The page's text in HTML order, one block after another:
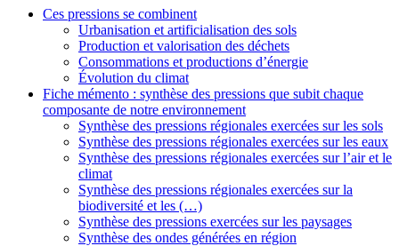
Ces pressions se combinent
Urbanisation et artificialisation des sols
Production et valorisation des déchets
Consommations et productions d’énergie
Évolution du climat
Fiche mémento : synthèse des pressions que subit chaque
composante de notre environnement
Synthèse des pressions régionales exercées sur les sols
Synthèse des pressions régionales exercées sur les eaux
Synthèse des pressions régionales exercées sur l’air et le
climat
Synthèse des pressions régionales exercées sur la
biodiversité et les (…)
Synthèse des pressions exercées sur les paysages
Synthèse des ondes générées en région